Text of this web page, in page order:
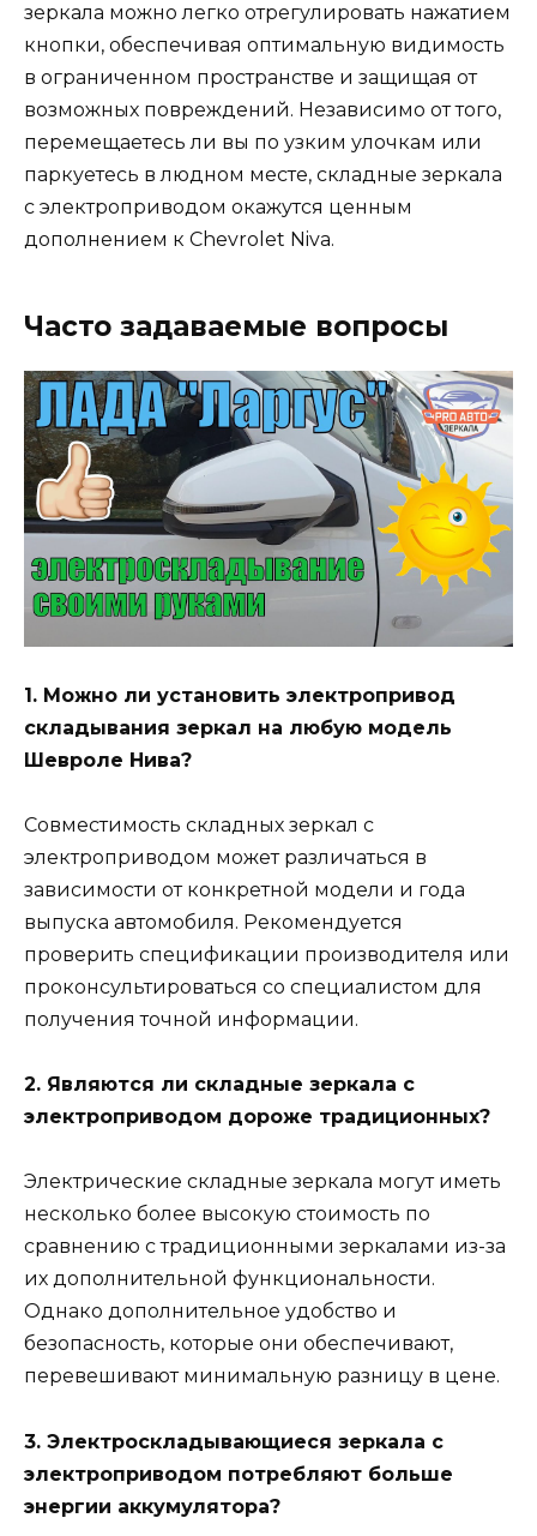
зеркала можно легко отрегулировать нажатием
кнопки, обеспечивая оптимальную видимость
в ограниченном пространстве и защищая от
возможных повреждений. Независимо от того,
перемещаетесь ли вы по узким улочкам или
паркуетесь в людном месте, складные зеркала
с электроприводом окажутся ценным
дополнением к Chevrolet Niva.
Часто задаваемые вопросы
1. Можно ли установить электропривод
складывания зеркал на любую модель
Шевроле Нива?
Совместимость складных зеркал с
электроприводом может различаться в
зависимости от конкретной модели и года
выпуска автомобиля. Рекомендуется
проверить спецификации производителя или
проконсультироваться со специалистом для
получения точной информации.
2. Являются ли складные зеркала с
электроприводом дороже традиционных?
Электрические складные зеркала могут иметь
несколько более высокую стоимость по
сравнению с традиционными зеркалами из-за
их дополнительной функциональности.
Однако дополнительное удобство и
безопасность, которые они обеспечивают,
перевешивают минимальную разницу в цене.
3. Электроскладывающиеся зеркала с
электроприводом потребляют больше
энергии аккумулятора?